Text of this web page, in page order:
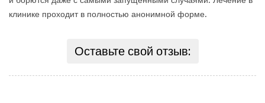
клинике проходит в полностью анонимной форме.
Оставьте свой отзыв: